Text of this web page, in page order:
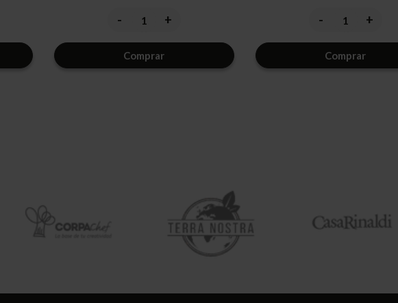
Disminuir
undefined
-
Aumentar
undefined
+
Comprar
Disminuir
undefined
- +
Comprar